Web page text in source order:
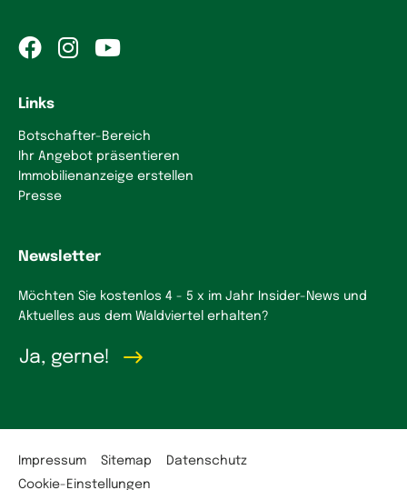
Links
Botschafter-Bereich
Ihr Angebot präsentieren
Immobilienanzeige erstellen
Presse
Newsletter
Möchten Sie kostenlos 4 - 5 x im Jahr Insider-News und
Aktuelles aus dem Waldviertel erhalten?
Ja, gerne!
Impressum Sitemap
Datenschutz
Cookie-Einstellungen